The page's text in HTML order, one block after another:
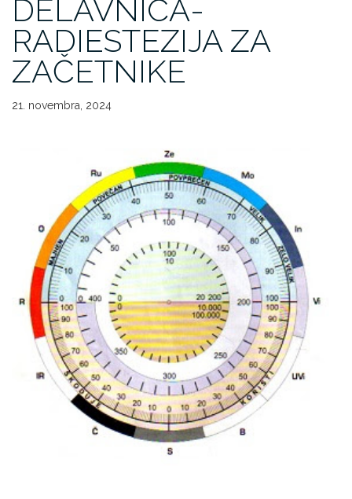
DELAVNICA-
RADIESTEZIJA ZA
ZAČETNIKE
21. novembra, 2024